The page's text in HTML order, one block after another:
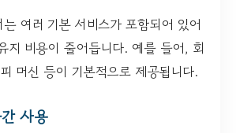
여러 기본 서비스가 포함되어 있어
지 비용이 줄어듭니다. 예를 들어, 회
머신 등이 기본적으로 제공됩니다.
사용